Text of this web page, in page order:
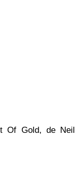
Of Gold, de Neil